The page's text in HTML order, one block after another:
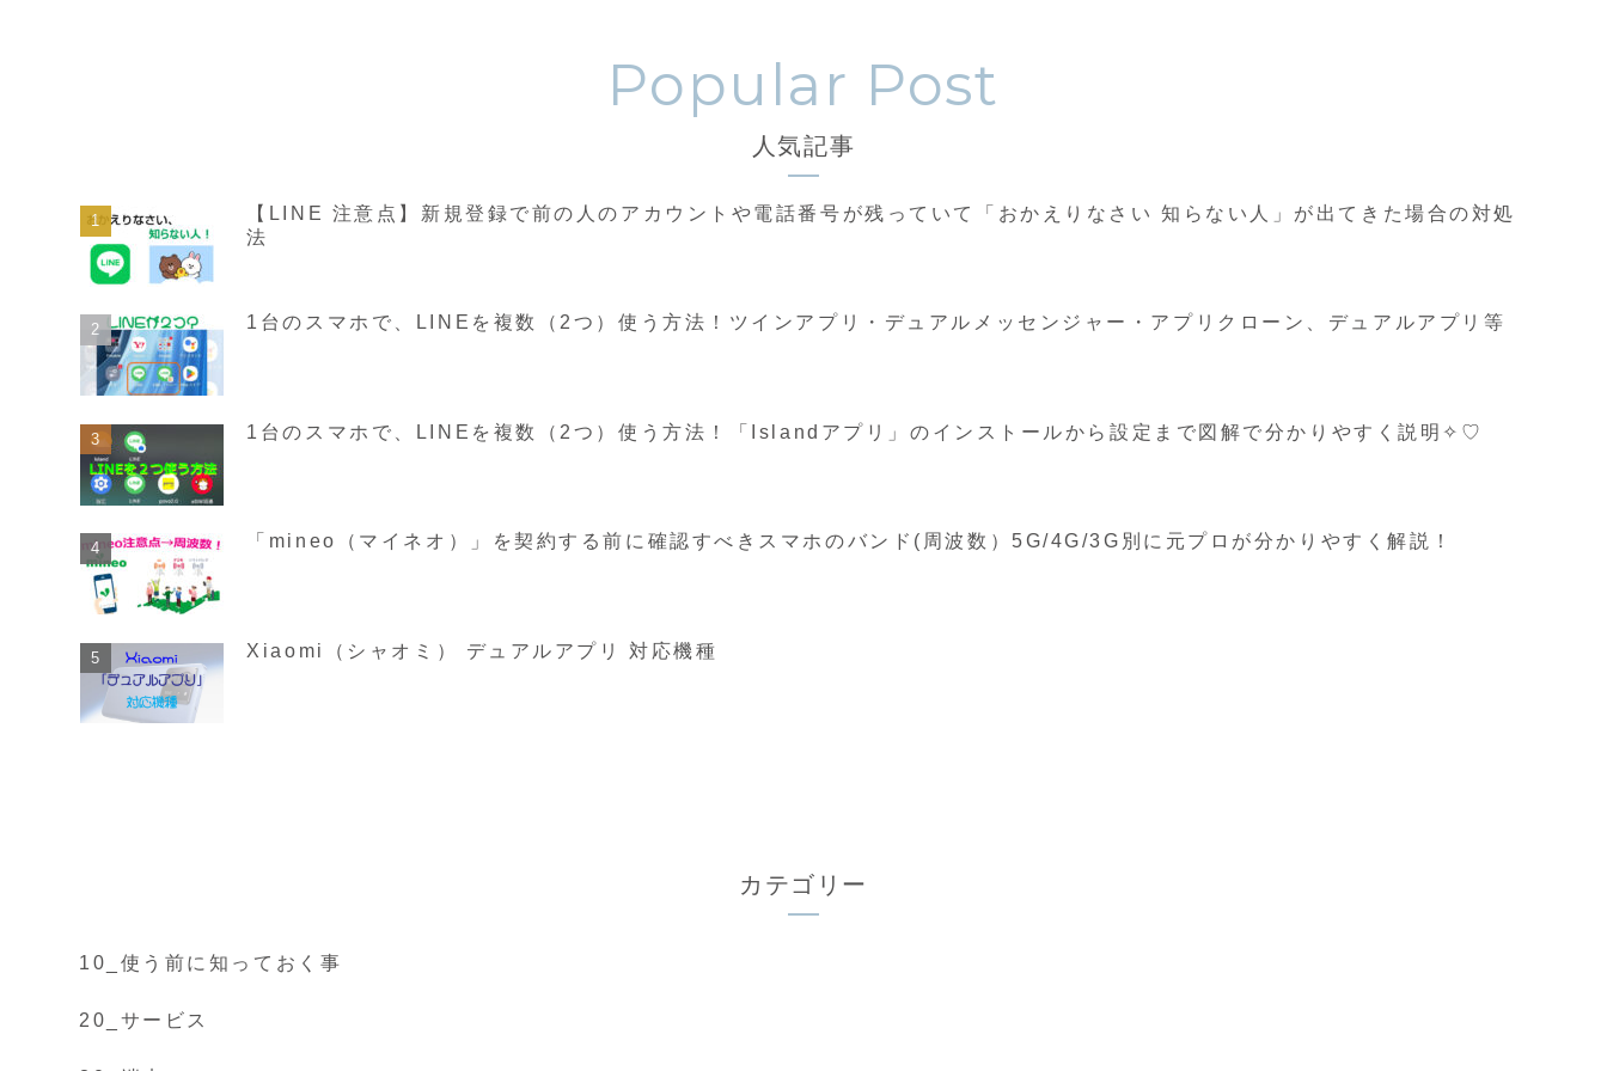
人気記事
【LINE 注意点】新規登録で前の人のアカウントや電話番号が残っていて「おかえりなさい 知らない人」が出てきた場合の対処
法
1台のスマホで、LINEを複数（2つ）使う方法！ツインアプリ・デュアルメッセンジャー・アプリクローン、デュアルアプリ等
1台のスマホで、LINEを複数（2つ）使う方法！「Islandアプリ」のインストールから設定まで図解で分かりやすく説明✧♡
「mineo（マイネオ）」を契約する前に確認すべきスマホのバンド(周波数）5G/4G/3G別に元プロが分かりやすく解説！
Xiaomi（シャオミ） デュアルアプリ 対応機種
カテゴリー
10_使う前に知っておく事
20_サービス